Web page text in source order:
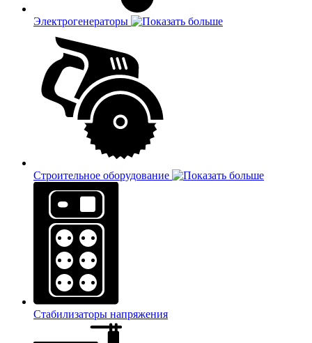
Электрогенераторы
Строительное оборудование
Стабилизаторы напряжения